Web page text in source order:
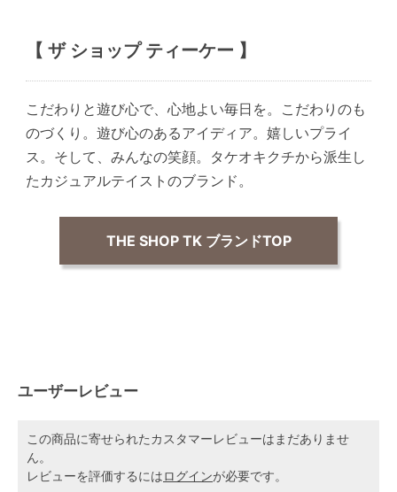
【 ザ ショップ ティーケー 】
こだわりと遊び心で、心地よい毎日を。こだわりのも
のづくり。遊び心のあるアイディア。嬉しいプライ
ス。そして、みんなの笑顔。タケオキクチから派生し
たカジュアルテイストのブランド。
THE SHOP TK ブランドTOP
ユーザーレビュー
この商品に寄せられたカスタマーレビューはまだありませ
ん。
レビューを評価するにはログインが必要です。